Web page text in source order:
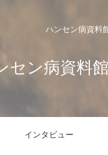
ハンセン病資料
セン病資料
インタビュー